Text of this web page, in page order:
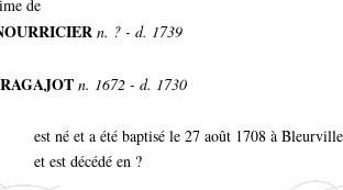
de
n. ? - d. 1739
n. 1672 - d. 1730
est né et a été baptisé le 27 août 1708 à
et est décédé en ?